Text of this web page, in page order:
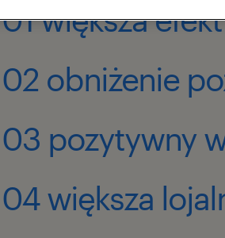
01 większa
02 obniżenie
03 pozytywny
04 większa